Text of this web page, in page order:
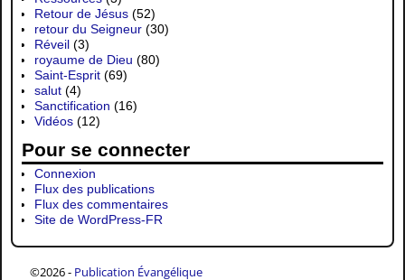
Retour de Jésus (52)
retour du Seigneur (30)
Réveil (3)
royaume de Dieu (80)
Saint-Esprit (69)
salut (4)
Sanctification (16)
Vidéos (12)
Pour se connecter
Connexion
Flux des publications
Flux des commentaires
Site de WordPress-FR
©2026 - Publication Évangélique